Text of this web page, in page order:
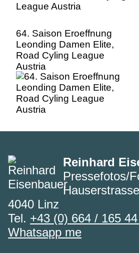
64. Saison Eroeffnung
Leonding Damen Elite,
Road Cyling League
Austria
Reinhard
Pressefotos/
4040 Linz
Tel. +43 (0) 664 / 165
Whatsapp me